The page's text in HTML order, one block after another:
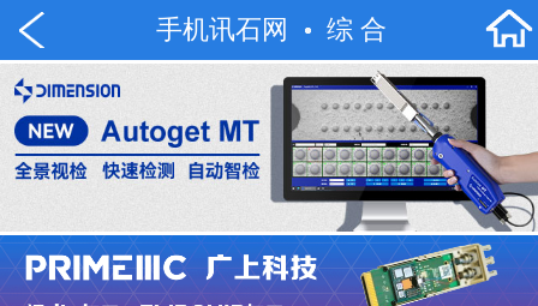
手机讯石网 综 合